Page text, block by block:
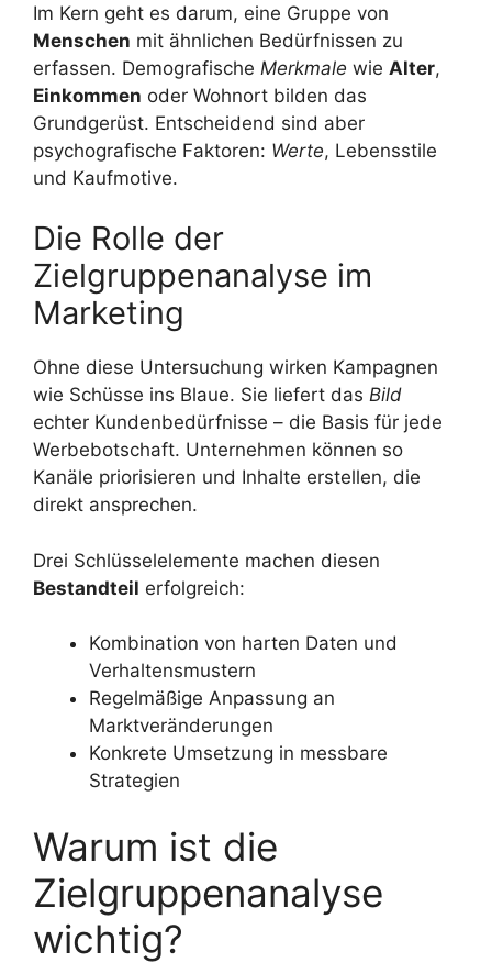
Im Kern geht es darum, eine Gruppe von
Menschen mit ähnlichen Bedürfnissen zu
erfassen. Demografische Merkmale wie Alter,
Einkommen oder Wohnort bilden das
Grundgerüst. Entscheidend sind aber
psychografische Faktoren: Werte, Lebensstile
und Kaufmotive.
Die Rolle der
Zielgruppenanalyse im
Marketing
Ohne diese Untersuchung wirken Kampagnen
wie Schüsse ins Blaue. Sie liefert das Bild
echter Kundenbedürfnisse – die Basis für jede
Werbebotschaft. Unternehmen können so
Kanäle priorisieren und Inhalte erstellen, die
direkt ansprechen.
Drei Schlüsselelemente machen diesen
Bestandteil erfolgreich:
Kombination von harten Daten und
Verhaltensmustern
Regelmäßige Anpassung an
Marktveränderungen
Konkrete Umsetzung in messbare
Strategien
Warum ist die
Zielgruppenanalyse
wichtig?